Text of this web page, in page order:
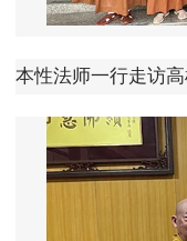
本性法师一行走访